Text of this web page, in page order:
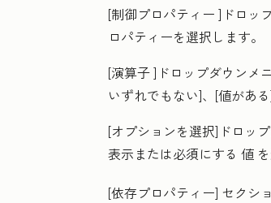
[制御プロパティー ]ドロッ
ロパティーを選択します。
[演算子]ドロップダウンメ
いずれでもない]、[値がある
[オプションを選択]ドロッ
表示または必須にする 値
[依存プロパティー] セクシ